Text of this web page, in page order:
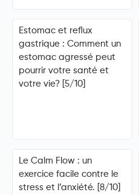
Estomac et reflux
gastrique : Comment un
estomac agressé peut
pourrir votre santé et
votre vie? [5/10]
Le Calm Flow : un
exercice facile contre le
stress et l’anxiété. [8/10]